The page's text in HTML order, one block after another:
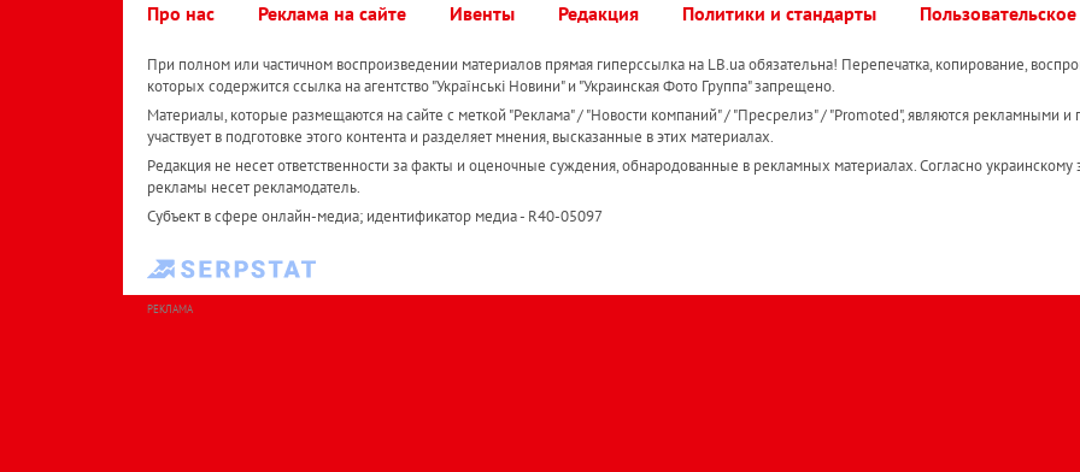
Про нас Реклама на сайте Ивенты Редакция Политики и стандарты
При полном или частичном воспроизведении материалов прямая гиперссылка на LB.ua обязательна! Перепечатка, копирование,
которых содержится ссылка на агентство "Українськi Новини" и "Украинская Фото Группа" запрещено.
Материалы, которые размещаются на сайте с меткой "Реклама" / "Новости компаний" / "Пресрелиз" / "Promoted", являются рекламными и
участвует в подготовке этого контента и разделяет мнения, высказанные в этих материалах.
Редакция не несет ответственности за факты и оценочные суждения, обнародованные в рекламных материалах. Согласно украинскому
рекламы несет рекламодатель.
Субъект в сфере онлайн-медиа; идентификатор медиа - R40-05097
РЕКЛАМА